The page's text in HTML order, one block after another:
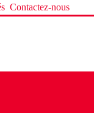
Contactez-nous